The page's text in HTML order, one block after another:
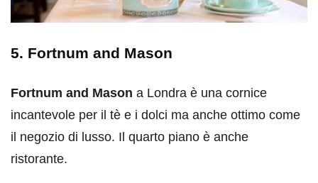
5. Fortnum and Mason
Fortnum and Mason a Londra è una cornice
incantevole per il tè e i dolci ma anche ottimo come
il negozio di lusso. Il quarto piano è anche
ristorante.